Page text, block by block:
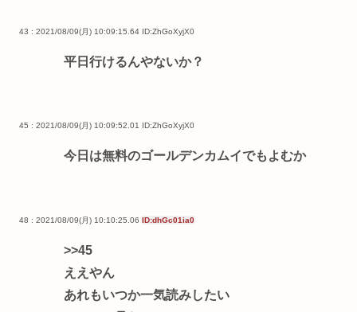
43 : 2021/08/09(月) 10:09:15.64 ID:ZhGoXyjX0
平日行けるんやないか？
45 : 2021/08/09(月) 10:09:52.01 ID:ZhGoXyjX0
今日は無料のゴールデンカムイでもよむか
48 : 2021/08/09(月) 10:10:25.06 ID:dhGc01ia0
>>45
ええやん
あれもいつか一気読みしたい